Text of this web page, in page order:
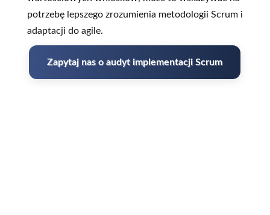
potrzebę lepszego zrozumienia metodologii Scrum i
adaptacji do agile.
Zapytaj nas o audyt implementacji Scrum